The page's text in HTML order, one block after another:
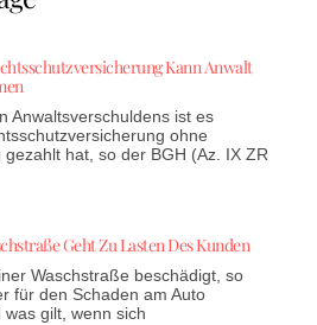
Kann Anwalt
Anwaltsverschuldens ist es
ohne
hat, so der BGH (Az. IX ZR
Geht Zu Lasten Des Kunden
Waschstraße beschädigt, so
für den Schaden am Auto
gilt, wenn sich